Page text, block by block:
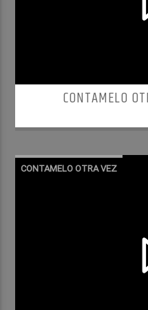
CONTAMELO
CONTAMELO OTRA VEZ